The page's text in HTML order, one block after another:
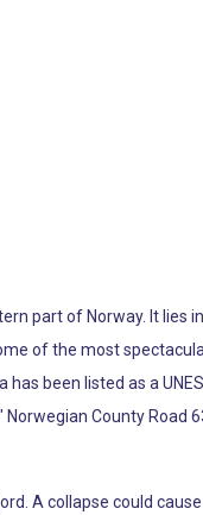
part of Norway. It lies
of the most
been listed as a
County Road
A collapse could